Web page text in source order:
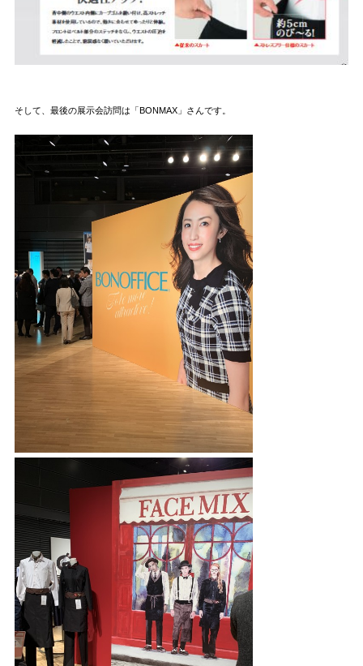
そして、最後の展示会訪問は「BONMAX」さんです。